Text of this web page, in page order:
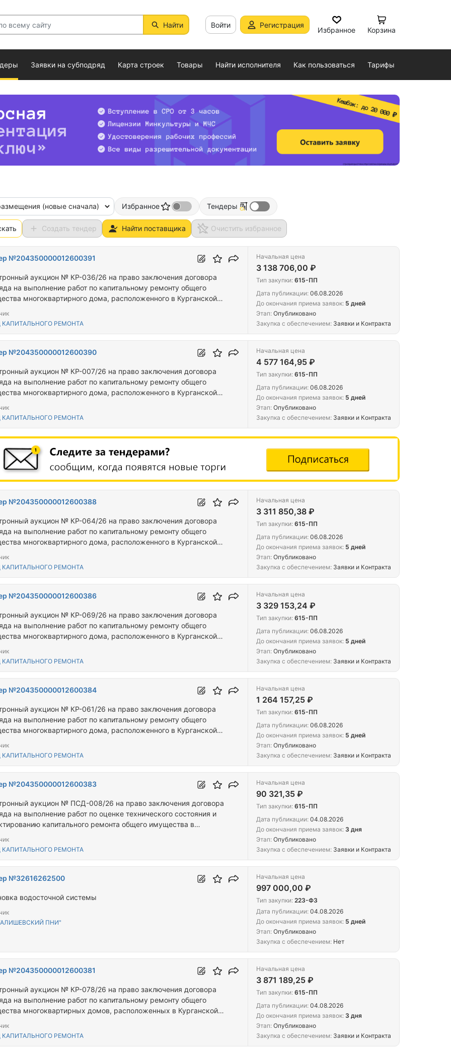
Найти Войти Регистрация
Избранное Корзина
Заявки на субподряд Карта строек Товары Найти исполнителя Как пользоваться Тарифы
(новые сначала) Избранное Тендеры
Создать тендер Найти поставщика Очистить избранное
№204350000012600391
аукцион № КР-036/26 на право заключения договора
на выполнение работ по капитальному ремонту общего
многоквартирного дома, расположенного в Курганской
РЕМОНТА
Начальная цена
3 138 706,00 ₽
Тип закупки: 615-ПП
Дата публикации: 06.08.2026
До окончания приема заявок: 5 дней
Этап: Опубликовано
Закупка с обеспечением: Заявки и Контракта
№204350000012600390
аукцион № КР-007/26 на право заключения договора
на выполнение работ по капитальному ремонту общего
многоквартирного дома, расположенного в Курганской
РЕМОНТА
Начальная цена
4 577 164,95 ₽
Тип закупки: 615-ПП
Дата публикации: 06.08.2026
До окончания приема заявок: 5 дней
Этап: Опубликовано
Закупка с обеспечением: Заявки и Контракта
№204350000012600388
аукцион № КР-064/26 на право заключения договора
на выполнение работ по капитальному ремонту общего
многоквартирного дома, расположенного в Курганской
РЕМОНТА
Начальная цена
3 311 850,38 ₽
Тип закупки: 615-ПП
Дата публикации: 06.08.2026
До окончания приема заявок: 5 дней
Этап: Опубликовано
Закупка с обеспечением: Заявки и Контракта
№204350000012600386
аукцион № КР-069/26 на право заключения договора
на выполнение работ по капитальному ремонту общего
многоквартирного дома, расположенного в Курганской
д.9.
РЕМОНТА
Начальная цена
3 329 153,24 ₽
Тип закупки: 615-ПП
Дата публикации: 06.08.2026
До окончания приема заявок: 5 дней
Этап: Опубликовано
Закупка с обеспечением: Заявки и Контракта
№204350000012600384
аукцион № КР-061/26 на право заключения договора
на выполнение работ по капитальному ремонту общего
многоквартирного дома, расположенного в Курганской
д. 28
РЕМОНТА
Начальная цена
1 264 157,25 ₽
Тип закупки: 615-ПП
Дата публикации: 06.08.2026
До окончания приема заявок: 5 дней
Этап: Опубликовано
Закупка с обеспечением: Заявки и Контракта
№204350000012600383
аукцион № ПСД-008/26 на право заключения договора
на выполнение работ по оценке технического состояния и
капитального ремонта общего имущества в
Куртамышский муниципальный округ, г. Куртамыш, ул. Труда,
РЕМОНТА
Начальная цена
90 321,35 ₽
Тип закупки: 615-ПП
Дата публикации: 04.08.2026
До окончания приема заявок: 3 дня
Этап: Опубликовано
Закупка с обеспечением: Заявки и Контракта
№32616262500
водосточной системы
ПНИ"
Начальная цена
997 000,00 ₽
Тип закупки: 223-ФЗ
Дата публикации: 04.08.2026
До окончания приема заявок: 5 дней
Этап: Опубликовано
Закупка с обеспечением: Нет
№204350000012600381
аукцион № КР-078/26 на право заключения договора
на выполнение работ по капитальному ремонту общего
многоквартирных домов, расположенных в Курганской
ул. 60 лет СССР, д. 9, Щучанский муниципальный округ, п.
РЕМОНТА
Начальная цена
3 871 189,25 ₽
Тип закупки: 615-ПП
Дата публикации: 04.08.2026
До окончания приема заявок: 3 дня
Этап: Опубликовано
Закупка с обеспечением: Заявки и Контракта